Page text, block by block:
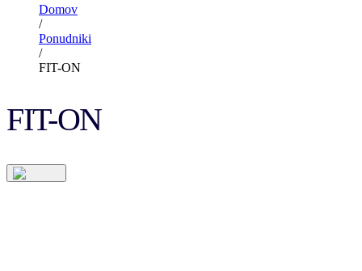
Domov
/
Ponudniki
/
FIT-ON
FIT-ON